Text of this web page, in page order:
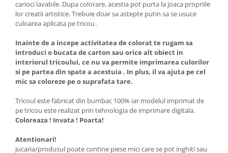
carioci lavabile. Dupa colorare, acestia pot purta la joaca propriile
lor creatii artistice. Trebuie doar sa astepte putin sa se usuce
culoarea aplicata pe tricou .
Inainte de a incepe activitatea de colorat te rugam sa
introduci o bucata de carton sau orice alt obiect in
interiorul tricoului, ce nu va permite imprimarea culorilor
si pe partea din spate a acestuia . In plus, il va ajuta pe cel
mic sa coloreze pe o suprafata tare.
Tricoul este fabricat din bumbac 100% iar modelul imprimat de
pe tricou este realizat prin tehnologia de imprimare digitala.
Coloreaza ! Invata ! Poarta!
Atentionari!
Jucaria/produsul poate contine piese mici care se pot inghiti sau